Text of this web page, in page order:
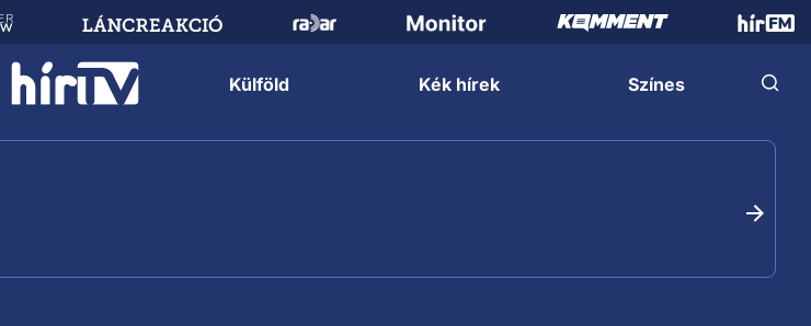
Külföld Kék hírek Színes